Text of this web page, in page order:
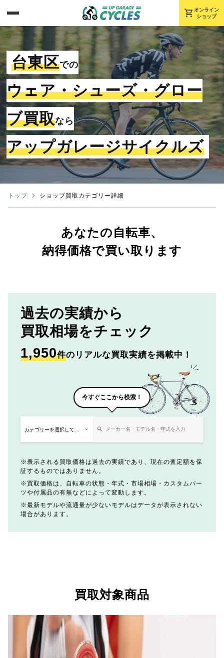
shopping_cart オンライン
ショップ
台東区での
ウェア・シューズ・グロー
ブ買取なら
アップガレージサイクルズ
トップ ショップ買取カテゴリー詳細
あなたの自転車、
納得価格で買い取ります
過去の実績から
買取相場をチェック
1,950件のリアルな買取実績を掲載中！
今すぐここから検索！
表示される買取価格は過去の実績であり、現在の査定額を保
証するものではありません。
買取価格は、自転車の状態・年式・市場相場・カスタムパー
ツや付属品の有無などによって変動します。
最新モデルや流通量が少ないモデルはデータが表示されない
場合があります。
買取対象商品